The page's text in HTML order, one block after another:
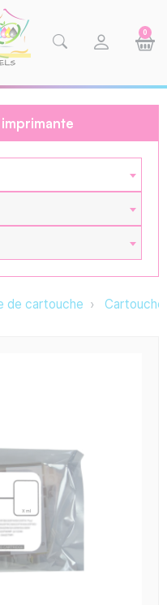
0
de cartouche